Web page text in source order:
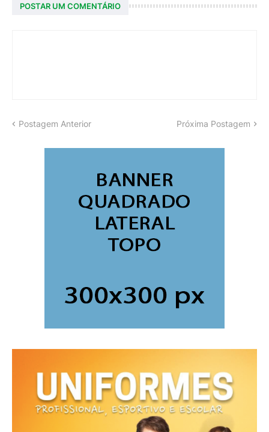
POSTAR UM COMENTÁRIO
Postagem Anterior Próxima Postagem